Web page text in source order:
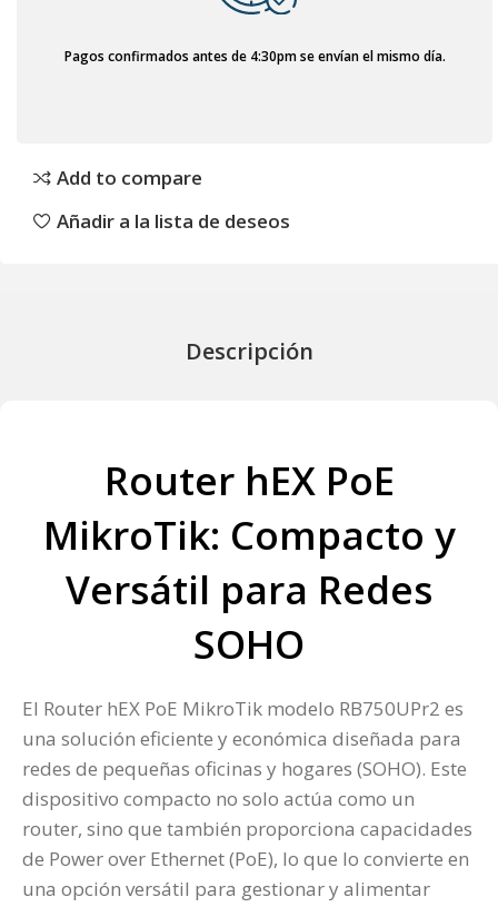
Pagos confirmados antes de 4:30pm se envían el mismo día.
Add to compare
Añadir a la lista de deseos
Descripción
Router hEX PoE
MikroTik: Compacto y
Versátil para Redes
SOHO
El Router hEX PoE MikroTik modelo RB750UPr2 es
una solución eficiente y económica diseñada para
redes de pequeñas oficinas y hogares (SOHO). Este
dispositivo compacto no solo actúa como un
router, sino que también proporciona capacidades
de Power over Ethernet (PoE), lo que lo convierte en
una opción versátil para gestionar y alimentar